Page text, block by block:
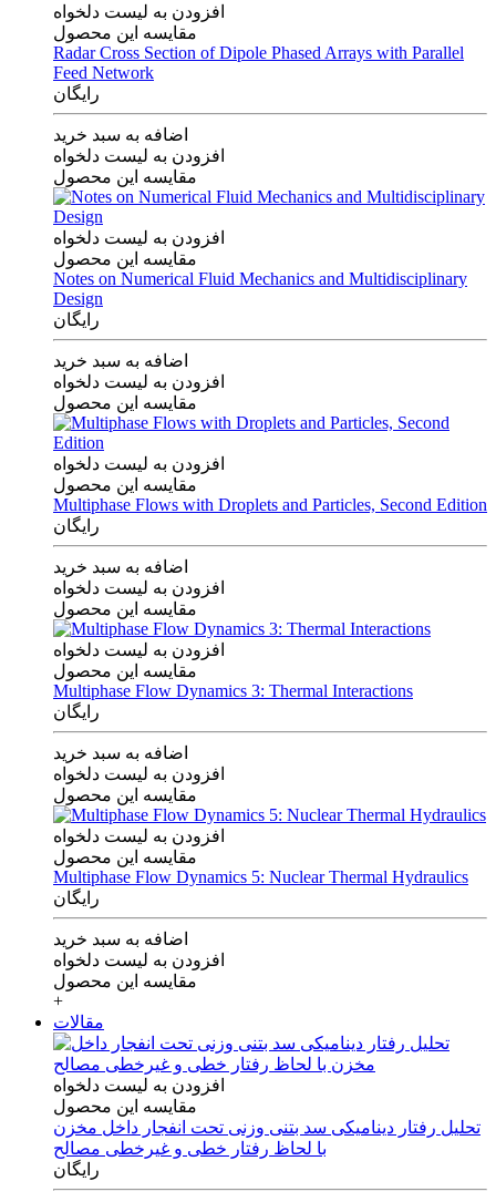
افزودن به لیست دلخواه
مقایسه این محصول
Radar Cross Section of Dipole Phased Arrays with Parallel
Feed Network
رایگان
اضافه به سبد خرید
افزودن به لیست دلخواه
مقایسه این محصول
افزودن به لیست دلخواه
مقایسه این محصول
Notes on Numerical Fluid Mechanics and Multidisciplinary
Design
رایگان
اضافه به سبد خرید
افزودن به لیست دلخواه
مقایسه این محصول
افزودن به لیست دلخواه
مقایسه این محصول
Multiphase Flows with Droplets and Particles, Second Edition
رایگان
اضافه به سبد خرید
افزودن به لیست دلخواه
مقایسه این محصول
افزودن به لیست دلخواه
مقایسه این محصول
Multiphase Flow Dynamics 3: Thermal Interactions
رایگان
اضافه به سبد خرید
افزودن به لیست دلخواه
مقایسه این محصول
افزودن به لیست دلخواه
مقایسه این محصول
Multiphase Flow Dynamics 5: Nuclear Thermal Hydraulics
رایگان
اضافه به سبد خرید
افزودن به لیست دلخواه
مقایسه این محصول
+
مقالات
افزودن به لیست دلخواه
مقایسه این محصول
تحلیل رفتار دینامیکی سد بتنی وزنی تحت انفجار داخل مخزن
با لحاظ رفتار خطی و غیرخطی مصالح
رایگان